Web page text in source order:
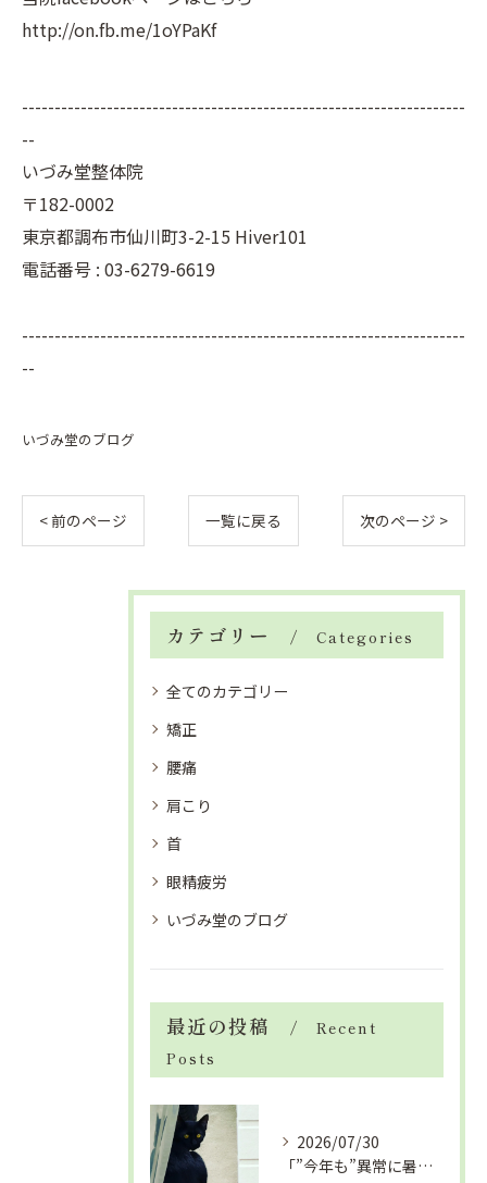
http://on.fb.me/1oYPaKf
--------------------------------------------------------------------
--
いづみ堂整体院
〒182-0002
東京都調布市仙川町3-2-15 Hiver101
電話番号 : 03-6279-6619
--------------------------------------------------------------------
--
いづみ堂のブログ
< 前のページ 一覧に戻る 次のページ >
カテゴリー Categories
全てのカテゴリー
矯正
腰痛
肩こり
首
眼精疲労
いづみ堂のブログ
最近の投稿
Recent
Posts
2026/07/30
「”今年も”異常に暑い夏」酷暑+冷房＝夏風邪、腰痛、ひざの痛...